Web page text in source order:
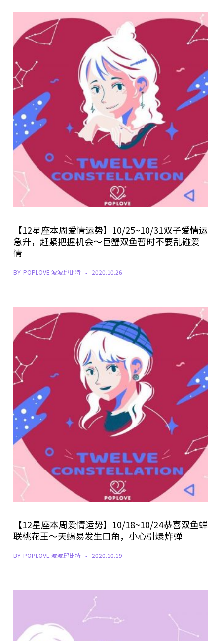
【12星座本周爱情运势】10/25~10/31双子爱情运
急升，赶紧把握机会～巨蟹双鱼暂时不要乱碰爱
情
BY POPLOVE 波波邱比特 2020.10.26
【12星座本周爱情运势】10/18~10/24恭喜双鱼蝉
联桃花王～天蝎易发生口角，小心引爆炸弹
BY POPLOVE 波波邱比特 2020.10.19